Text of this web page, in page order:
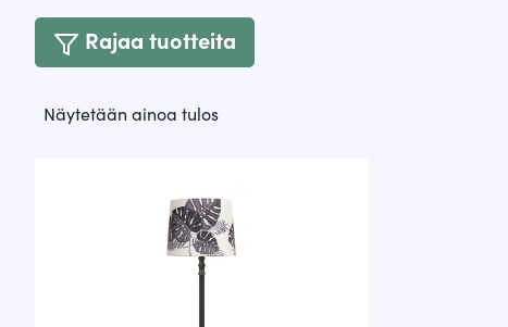
Rajaa tuotteita
Näytetään ainoa tulos